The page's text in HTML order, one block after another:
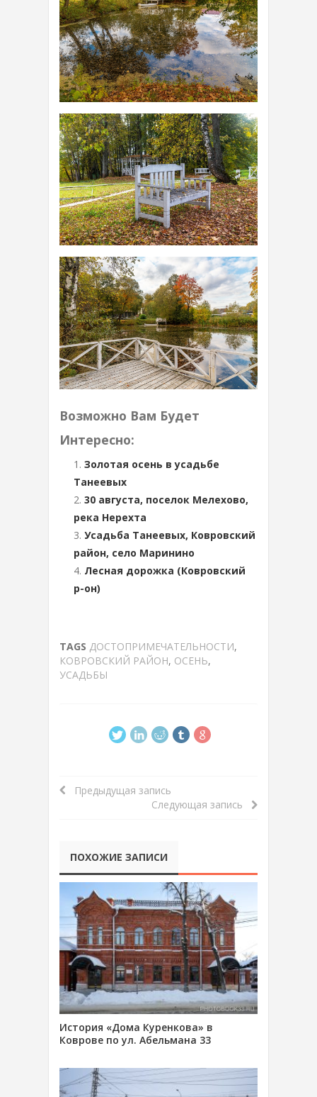
Возможно Вам Будет
Интересно:
Золотая осень в усадьбе
Танеевых
30 августа, поселок Мелехово,
река Нерехта
Усадьба Танеевых, Ковровский
район, село Маринино
Лесная дорожка (Ковровский
р-он)
TAGS ДОСТОПРИМЕЧАТЕЛЬНОСТИ,
КОВРОВСКИЙ РАЙОН, ОСЕНЬ,
УСАДЬБЫ
Предыдущая запись
Следующая запись
ПОХОЖИЕ ЗАПИСИ
История «Дома Куренкова» в
Коврове по ул. Абельмана 33